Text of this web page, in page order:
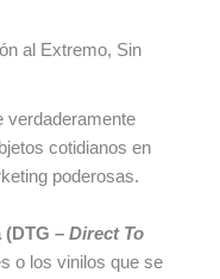
al Extremo, Sin
verdaderamente
cotidianos en
poderosas.
(DTG –Direct To
o los vinilos que se